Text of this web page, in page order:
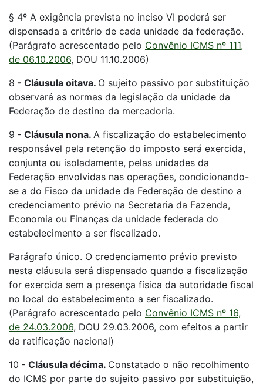
§ 4º A exigência prevista no inciso VI poderá ser
dispensada a critério de cada unidade da federação.
(Parágrafo acrescentado pelo Convênio ICMS nº 111,
de 06.10.2006, DOU 11.10.2006)
8 - Cláusula oitava. O sujeito passivo por substituição
observará as normas da legislação da unidade da
Federação de destino da mercadoria.
9 - Cláusula nona. A fiscalização do estabelecimento
responsável pela retenção do imposto será exercida,
conjunta ou isoladamente, pelas unidades da
Federação envolvidas nas operações, condicionando-
se a do Fisco da unidade da Federação de destino a
credenciamento prévio na Secretaria da Fazenda,
Economia ou Finanças da unidade federada do
estabelecimento a ser fiscalizado.
Parágrafo único. O credenciamento prévio previsto
nesta cláusula será dispensado quando a fiscalização
for exercida sem a presença física da autoridade fiscal
no local do estabelecimento a ser fiscalizado.
(Parágrafo acrescentado pelo Convênio ICMS nº 16,
de 24.03.2006, DOU 29.03.2006, com efeitos a partir
da ratificação nacional)
10 - Cláusula décima. Constatado o não recolhimento
do ICMS por parte do sujeito passivo por substituição,